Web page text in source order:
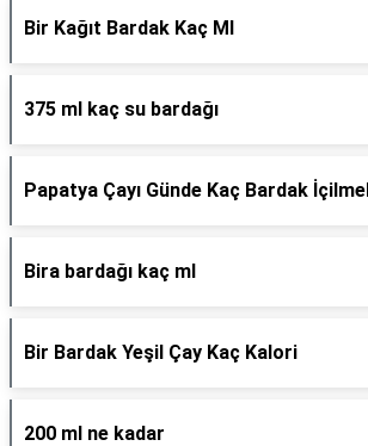
Bir Kağıt Bardak Kaç Ml
375 ml kaç su bardağı
Papatya Çayı Günde Kaç Bardak
Bira bardağı kaç ml
Bir Bardak Yeşil Çay Kaç Kalori
200 ml ne kadar